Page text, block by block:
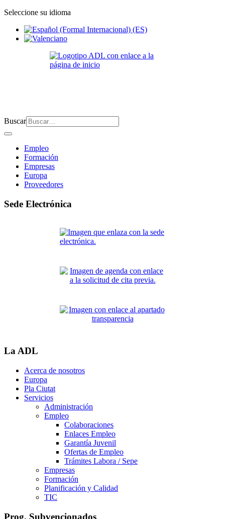
Seleccione su idioma
Buscar
Empleo
Formación
Empresas
Europa
Proveedores
Sede Electrónica
La ADL
Acerca de nosotros
Europa
Pla Ciutat
Servicios
Administración
Empleo
Colaboraciones
Enlaces Empleo
Garantía Juvenil
Ofertas de Empleo
Trámites Labora / Sepe
Empresas
Formación
Planificación y Calidad
TIC
Prog. Subvencionados